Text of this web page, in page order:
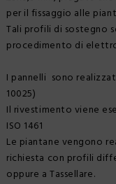
per il fissaggio alle
Tali profili di sostegno
procedimento di
I pannelli sono
10025)
Il rivestimento viene
ISO 1461
Le piantane vengono
richiesta con profili
oppure a Tassellare.